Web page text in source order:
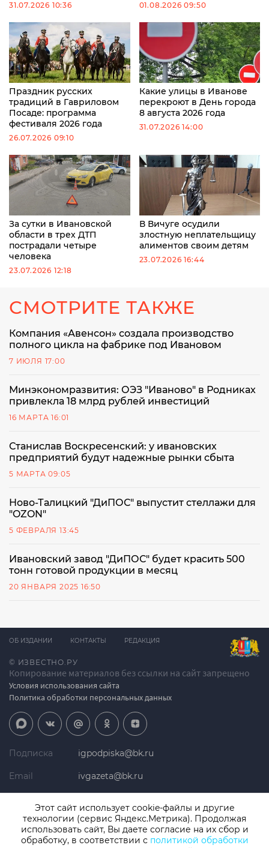
31.07.2026 10:36 01.08.2026 09:50
Праздник русских
традиций в Гавриловом
Посаде: программа
фестиваля 2026 года
26.07.2026 09:10
Какие улицы в Иванове
перекроют в День города
8 августа 2026 года
31.07.2026 14:00
За сутки в Ивановской
области в трех ДТП
пострадали четыре
человека
23.07.2026 12:18
В Вичуге осудили
злостную неплательщицу
алиментов своим детям
23.07.2026 16:44
СМОТРИТЕ ТАКЖЕ
Компания «Авенсон» создала производство
полного цикла на фабрике под Ивановом
7 ИЮЛЯ 17:00
Минэкономразвития: ОЭЗ "Иваново" в Родниках
привлекла 18 млрд рублей инвестиций
16 МАРТА 16:01
Станислав Воскресенский: у ивановских
предприятий будут надежные рынки сбыта
5 МАРТА 09:05
Ново-Талицкий "ДиПОС" выпустит стеллажи для
"OZON"
5 ФЕВРАЛЯ 13:45
Ивановский завод "ДиПОС" будет красить 500
тонн готовой продукции в месяц
20 ЯНВАРЯ 2025 16:50
© ИЗВЕСТНО.РУ
Копирование материалов без ссылки на сайт запрещено
Условия использования сайта
Политика обработки персональных данных
ОБ ИЗДАНИИ КОНТАКТЫ РЕДАКЦИЯ
Подписка igpodpiska@bk.ru
Email ivgazeta@bk.ru
Телефон +7 (4932) 41-94-81
Этот сайт использует cookie-файлы и другие
технологии (сервис Яндекс.Метрика). Продолжая
использовать сайт, Вы даете согласие на их сбор и
обработку, в соответствии с политикой обработки